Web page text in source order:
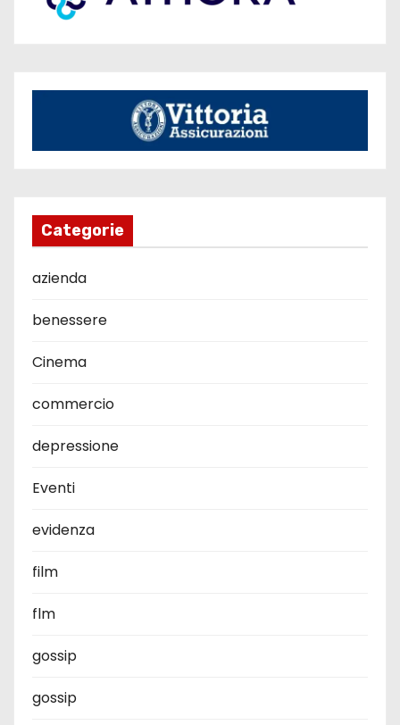
Categorie
azienda
benessere
Cinema
commercio
depressione
Eventi
evidenza
film
flm
gossip
gossip